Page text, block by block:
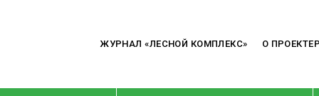
ЖУРНАЛ «ЛЕСНОЙ КОМПЛЕКС» О ПРОЕКТЕ